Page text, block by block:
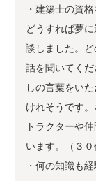
・建築士の資
どうすれば夢
談しました。
話を聞いてく
しの言葉をい
けれそうです
トラクターや
います。（３
・何の知識も